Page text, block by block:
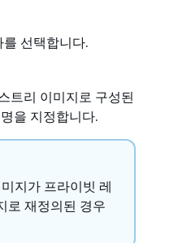
선택합니다.
트리 이미지로 구성된
을 지정합니다.
지가 프라이빗 레
로 재정의된 경우